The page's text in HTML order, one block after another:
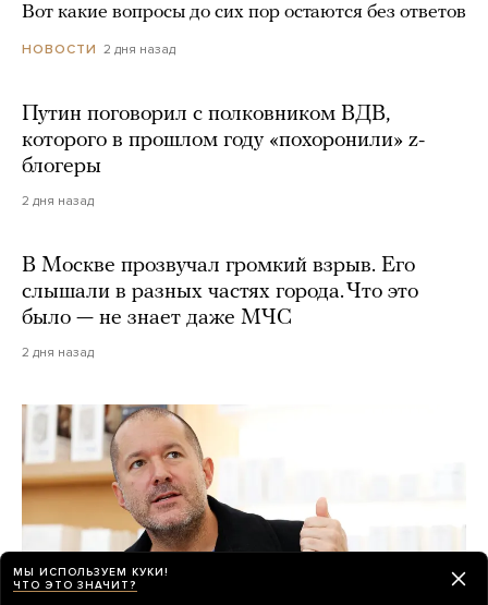
Вот какие вопросы до сих пор остаются без ответов
НОВОСТИ 2 дня назад
Путин поговорил с полковником ВДВ,
которого в прошлом году «похоронили» z-
блогеры
2 дня назад
В Москве прозвучал громкий взрыв. Его
слышали в разных частях города. Что это
было — не знает даже МЧС
2 дня назад
МЫ ИСПОЛЬЗУЕМ КУКИ!
ЧТО ЭТО ЗНАЧИТ?